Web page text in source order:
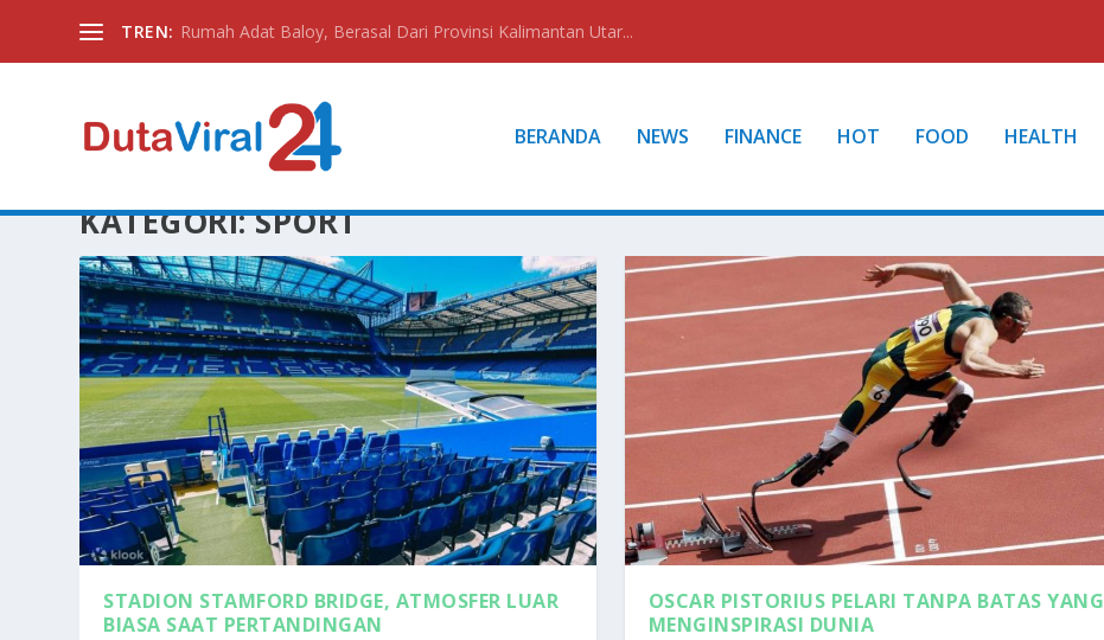
TREN: Rumah Adat Baloy, Berasal Dari Provinsi Kalimantan Utar...
BERANDA NEWS FINANCE HOT FOOD HEALTH
KATEGORI:SPORT
STADION STAMFORD BRIDGE, ATMOSFER LUAR
BIASA SAAT PERTANDINGAN
OSCAR PISTORIUS PELARI TANPA BATAS YANG
MENGINSPIRASI DUNIA